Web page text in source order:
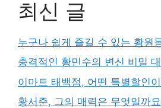
최신 글
누구나 쉽게 즐길 수 있는 황원
충격적인 황민수의 변신 비밀
이마트 태백점, 어떤 특별할인
황서준, 그의 매력은 무엇일까